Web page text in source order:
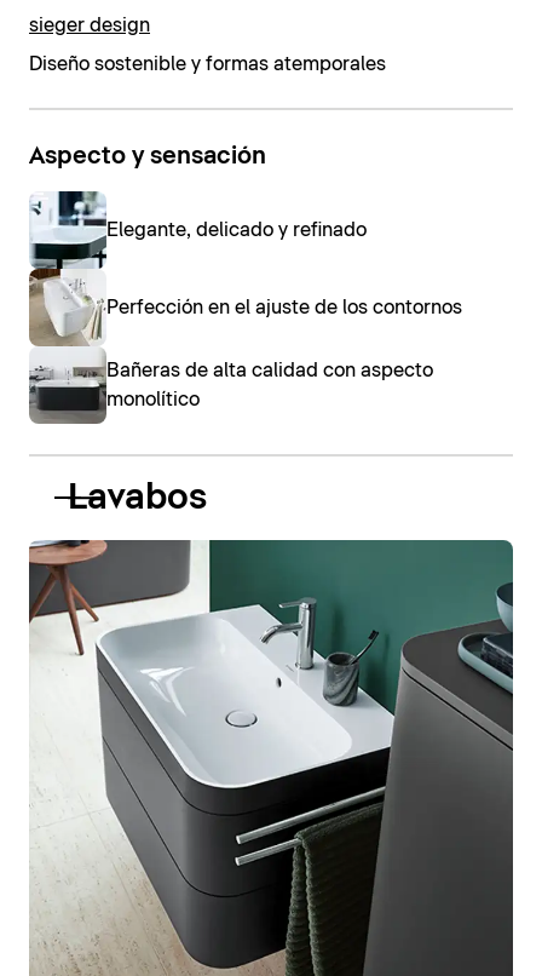
sieger design
Diseño sostenible y formas atemporales
Aspecto y sensación
Elegante, delicado y refinado
Perfección en el ajuste de los contornos
Bañeras de alta calidad con aspecto
monolítico
Lavabos